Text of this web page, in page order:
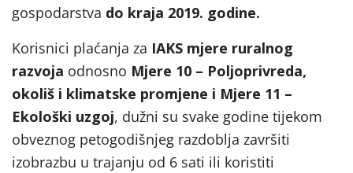
gospodarstva do kraja 2019. godine.
Korisnici plaćanja za IAKS mjere ruralnog
razvoja odnosno Mjere 10 – Poljoprivreda,
okoliš i klimatske promjene i Mjere 11 –
Ekološki uzgoj, dužni su svake godine tijekom
obveznog petogodišnjeg razdoblja završiti
izobrazbu u trajanju od 6 sati ili koristiti